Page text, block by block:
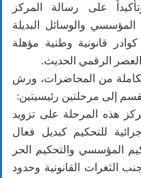
على رسالة المركز
والوسائل البديلة
قانونية وطنية مؤهلة
الرقمي الحديث.
من المحاضرات، ورش
إلى مرحلتين رئيسيتين:
هذه المرحلة على تزويد
للتحكيم كبديل فعال
المؤسسي والتحكيم الحر
الثغرات القانونية وحدود